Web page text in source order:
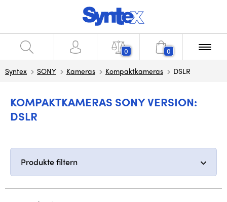
0 0
Syntex SONY Kameras Kompaktkameras DSLR
KOMPAKTKAMERAS SONY VERSION:
DSLR
Produkte filtern